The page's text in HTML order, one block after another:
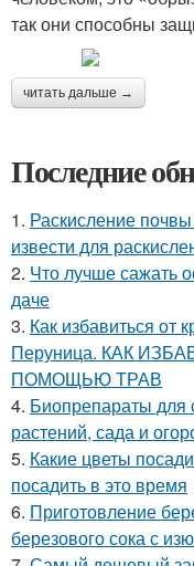
так они способны
читать дальше →
Последние
1. Раскисление
извести для
2. Что лучше сажать
даче
3. Как избавиться
Перуница. КАК
ПОМОЩЬЮ ТРАВ
4. Биопрепараты для
растений, сада и
5. Какие цветы
посадить в это время
6. Приготовление
березового сока с